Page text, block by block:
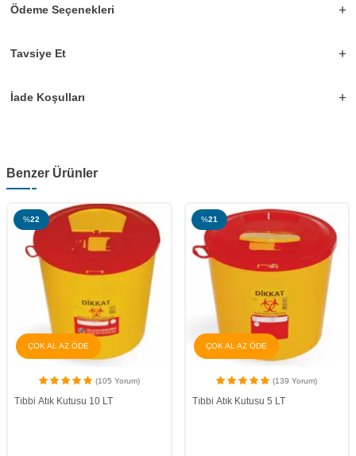
Ödeme Seçenekleri
Tavsiye Et
İade Koşulları
Benzer Ürünler
%21
ÇOK AL AZ ÖDE
(139 Yorum)
Tıbbi Atık Kutusu 5 LT
%12
ÜCRETSİZ KARGO
(19 Yorum)
Tıbbi Atık Konteyneri 120 LT